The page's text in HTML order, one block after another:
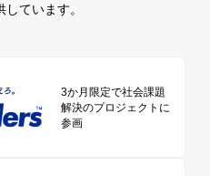
ています。
3か月限定で社会課題
解決のプロジェクトに
参画